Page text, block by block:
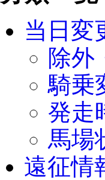
当日変
除外
騎乗
発走
馬場
遠征情